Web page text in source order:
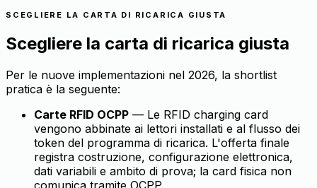
SCEGLIERE LA CARTA DI RICARICA GIUSTA
Scegliere la carta di ricarica giusta
Per le nuove implementazioni nel 2026, la shortlist
pratica è la seguente:
Carte RFID OCPP — Le RFID charging card
vengono abbinate ai lettori installati e al flusso dei
token del programma di ricarica. L'offerta finale
registra costruzione, configurazione elettronica,
dati variabili e ambito di prova; la card fisica non